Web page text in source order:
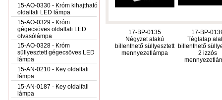
15-AO-0330 - Króm kihajtható
oldalfali LED lámpa
15-AO-0329 - Króm
gégecsöves oldalfali LED
olvasólámpa
15-AO-0328 - Króm
süllyesztett gégecsöves LED
lámpa
15-AN-0210 - Key oldalfali
lámpa
15-AN-0187 - Key oldalfali
lámpa
17-BP-0135
Négyzet alakú
billenthető süllyesztett
mennyezetlámpa
17-BP-
Téglalap
billenthető
2 izzós